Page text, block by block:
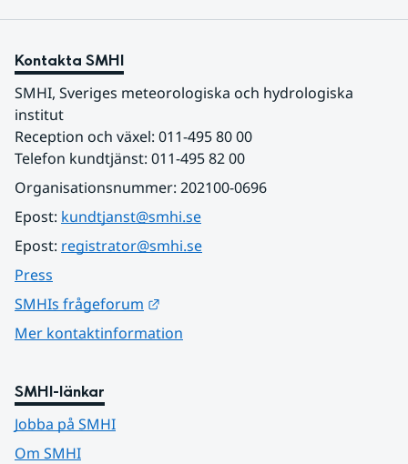
Kontakta SMHI
SMHI, Sveriges meteorologiska och hydrologiska
institut
Reception och växel: 011-495 80 00
Telefon kundtjänst: 011-495 82 00
Organisationsnummer: 202100-0696
Epost: kundtjanst@smhi.se
Epost: registrator@smhi.se
Press
SMHIs frågeforum
Mer kontaktinformation
SMHI-länkar
Jobba på SMHI
Om SMHI